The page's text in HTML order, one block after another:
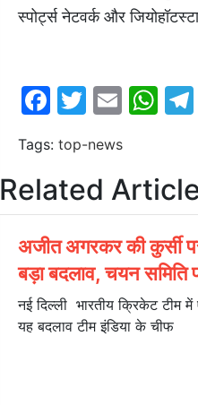
स्पोर्ट्स नेटवर्क और
Facebook
Twitter
Email
Tags: top-news
Related
अजीत अगरकर की
बड़ा बदलाव, चयन समिति
नई दिल्ली भारतीय क्रिकेट टीम
यह बदलाव टीम इंडिया के चीफ